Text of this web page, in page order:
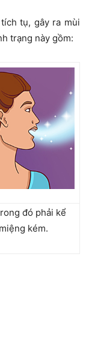
tụ, gây ra mùi
trạng này gồm:
đó phải kể
kém.